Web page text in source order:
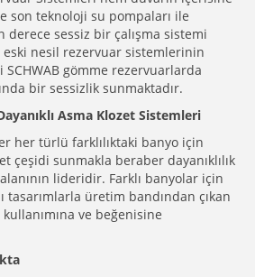
son teknoloji su pompaları ile
derece sessiz bir çalışma sistemi
eski nesil rezervuar sistemlerinin
SCHWAB gömme rezervuarlarda
bir sessizlik sunmaktadır.
Asma Klozet Sistemleri
her türlü farklılıktaki banyo için
çeşidi sunmakla beraber dayanıklılık
lideridir. Farklı banyolar için
tasarımlarla üretim bandından çıkan
ve beğenisine